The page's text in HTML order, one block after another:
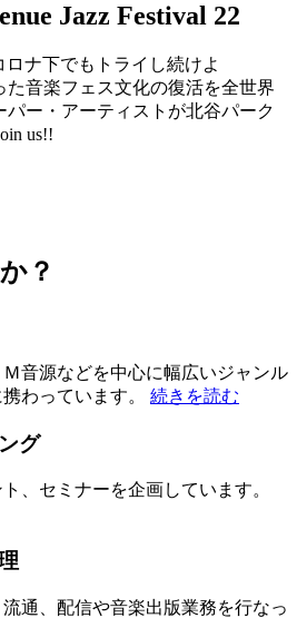
Jazz Festival 22
ロナ下でもトライし続けよ
た音楽フェス文化の復活を全世界
パー・アーティストが北谷パーク
us!!
？
音源などを中心に幅広いジャンル
わっています。 続きを読む
グ
、セミナーを企画しています。
通、配信や音楽出版業務を行なっ